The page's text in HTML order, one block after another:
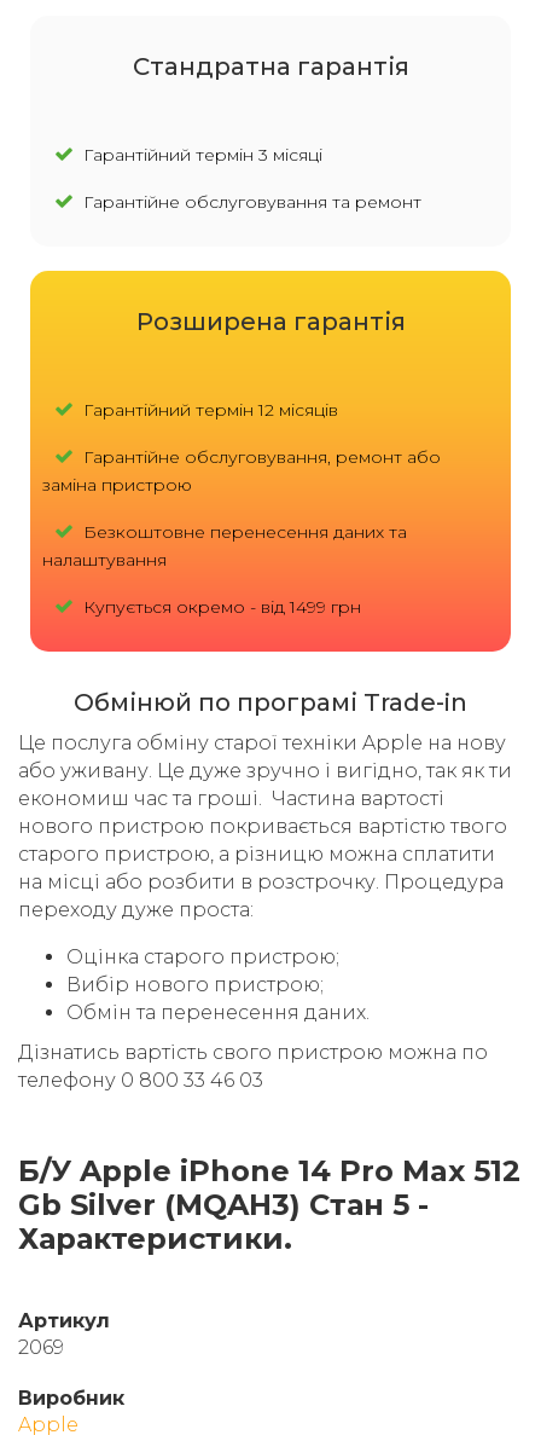
Cтандратна гарантія
Гарантійний термін 3 місяці
Гарантійне обслуговування та ремонт
Розширена гарантія
Гарантійний термін 12 місяців
Гарантійне обслуговування, ремонт або
заміна пристрою
Безкоштовне перенесення даних та
налаштування
Купується окремо - від 1499 грн
Обмінюй по програмі Trade-in
Це послуга обміну старої техніки Apple на нову
або уживану. Це дуже зручно і вигідно, так як ти
економиш час та гроші. Частина вартості
нового пристрою покривається вартістю твого
старого пристрою, а різницю можна сплатити
на місці або розбити в розстрочку. Процедура
переходу дуже проста:
Оцінка старого пристрою;
Вибір нового пристрою;
Обмін та перенесення даних.
Дізнатись вартість свого пристрою можна по
телефону 0 800 33 46 03
Б/У Apple iPhone 14 Pro Max 512
Gb Silver (MQAH3) Стан 5 -
Характеристики.
Артикул
2069
Виробник
Apple